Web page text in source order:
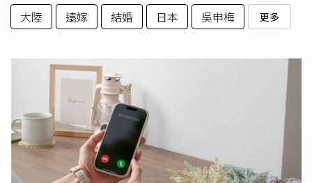
大陸
遠嫁 結婚 日本 吳申梅 更多